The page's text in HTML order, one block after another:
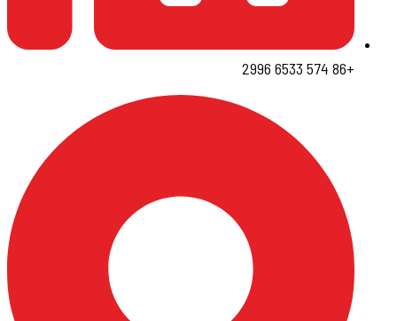
+86 574 6533 2996